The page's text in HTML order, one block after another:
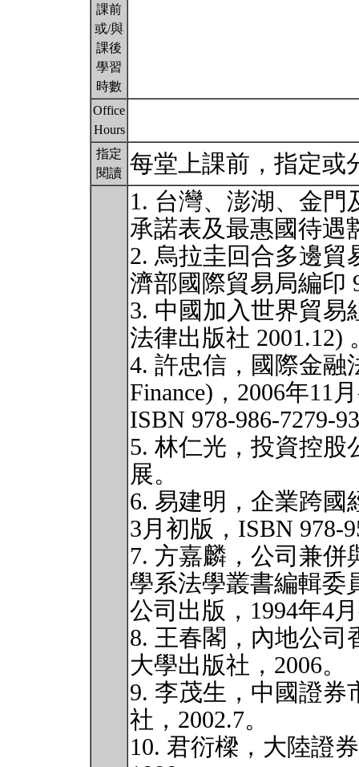
課前
或/與
課後
學習
時數
Office
Hours
指定
閱讀 每堂上課前，指定
1. 台灣、澎湖、金
承諾表及最惠國待遇
2. 烏拉圭回合多邊貿
濟部國際貿易局編印
3. 中國加入世界貿易
法律出版社 2001.12)
4. 許忠信，國際金融
Finance)，2006年11
ISBN 978-986-7279-
5. 林仁光，投資控股
展。
6. 易建明，企業跨國
3月初版，ISBN 978-
7. 方嘉麟，公司兼
學系法學叢書編輯委
公司出版，1994年4
8. 王春閣，內地公司
大學出版社，2006。
9. 李茂生，中國證券
社，2002.7。
10. 君衍樑，大陸證